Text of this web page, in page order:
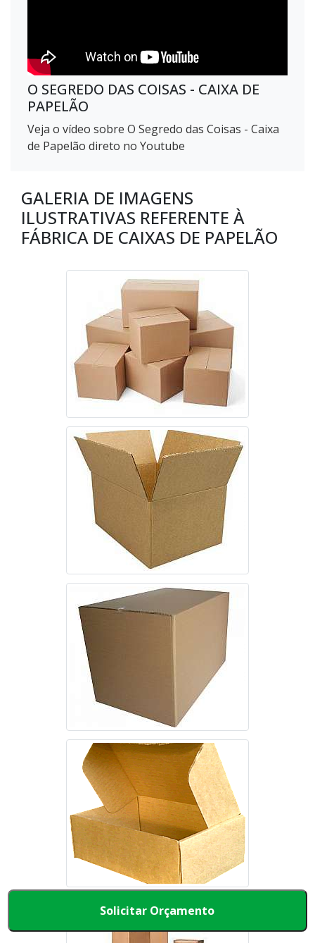
Solicitar Orçamento
O SEGREDO DAS COISAS - CAIXA DE
PAPELÃO
Veja o vídeo sobre O Segredo das Coisas - Caixa
de Papelão direto no Youtube
GALERIA DE IMAGENS
ILUSTRATIVAS REFERENTE À
FÁBRICA DE CAIXAS DE PAPELÃO